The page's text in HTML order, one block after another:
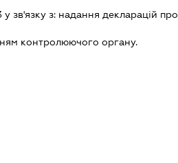
зв'язку з: надання декларацiй про
контролюючого органу.